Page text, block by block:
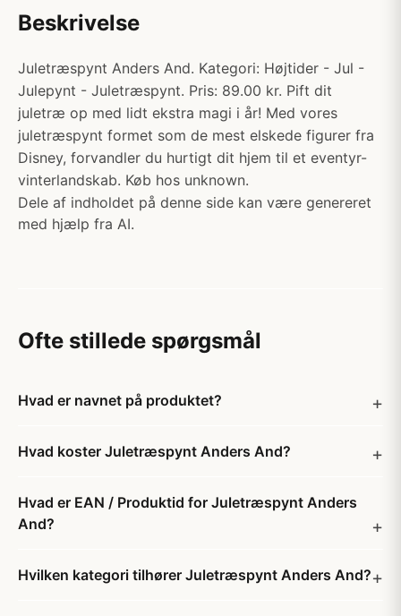
Beskrivelse
Juletræspynt Anders And. Kategori: Højtider - Jul -
Julepynt - Juletræspynt. Pris: 89.00 kr. Pift dit
juletræ op med lidt ekstra magi i år! Med vores
juletræspynt formet som de mest elskede figurer fra
Disney, forvandler du hurtigt dit hjem til et eventyr-
vinterlandskab. Køb hos unknown.
Dele af indholdet på denne side kan være genereret
med hjælp fra AI.
Ofte stillede spørgsmål
Hvad er navnet på produktet?
Hvad koster Juletræspynt Anders And?
Hvad er EAN / Produktid for Juletræspynt Anders
And?
Hvilken kategori tilhører Juletræspynt Anders And?